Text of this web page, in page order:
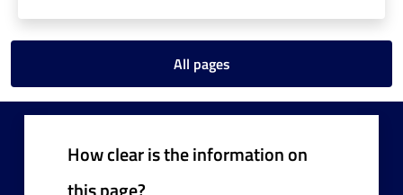
All pages
How clear is the information on